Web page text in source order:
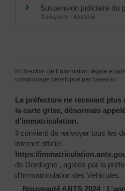
Suspension judiciaire du
Transports - Mobilité
© Direction de l'information légale et
comarquage developpé par baseo.io
La préfecture ne recevant plus
la carte grise, désormais
d’immatriculation.
Il convient de renvoyer tous les
internet officiel
https://
de Dordogne , agréés par la
d’Immatriculation des Véhicules.
Nouveauté ANTS 2024 :